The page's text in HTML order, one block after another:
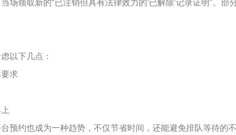
场领取新的“已注销但具有法律效力的‘已解除’记录证明”。
以下几点：
求
预约也成为一种趋势，不仅节省时间，还能避免排队等待的